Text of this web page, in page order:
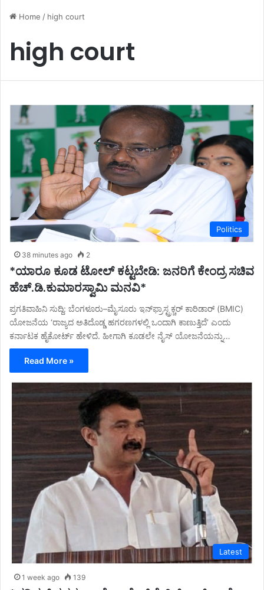
Home / high court
high court
Politics
38 minutes ago 2
*ಯಾರೂ ಕೂಡ ಟೋಲ್ ಕಟ್ಟಬೇಡಿ: ಜನರಿಗೆ ಕೇಂದ್ರ ಸಚಿವ
ಹೆಚ್.ಡಿ.ಕುಮಾರಸ್ವಾಮಿ ಮನವಿ*
ಪ್ರಗತಿವಾಹಿನಿ ಸುದ್ದಿ: ಬೆಂಗಳೂರು–ಮೈಸೂರು ಇನ್‌ಫ್ರಾಸ್ಟ್ರಕ್ಚರ್ ಕಾರಿಡಾರ್ (BMIC)
ಯೋಜನೆಯ ‘ರಾಜ್ಯದ ಅತಿದೊಡ್ಡ ಹಗರಣಗಳಲ್ಲಿ ಒಂದಾಗಿ ಕಾಣುತ್ತಿದೆ’ ಎಂದು
ಕರ್ನಾಟಕ ಹೈಕೋರ್ಟ್ ಹೇಳಿದೆ. ಹೀಗಾಗಿ ಕೂಡಲೇ ನೈಸ್ ಯೋಜನೆಯನ್ನು…
Read More »
Latest
1 week ago 139